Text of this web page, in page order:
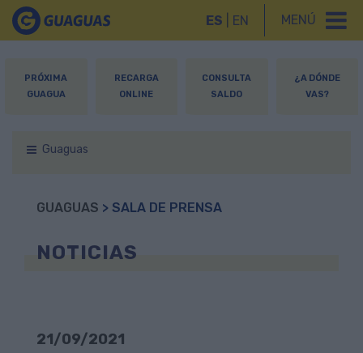
MENÚ
ES EN
PRÓXIMA
GUAGUA
RECARGA
ONLINE
CONSULTA
SALDO
¿A DÓNDE
VAS?
Guaguas
GUAGUAS > SALA DE PRENSA
NOTICIAS
21/09/2021